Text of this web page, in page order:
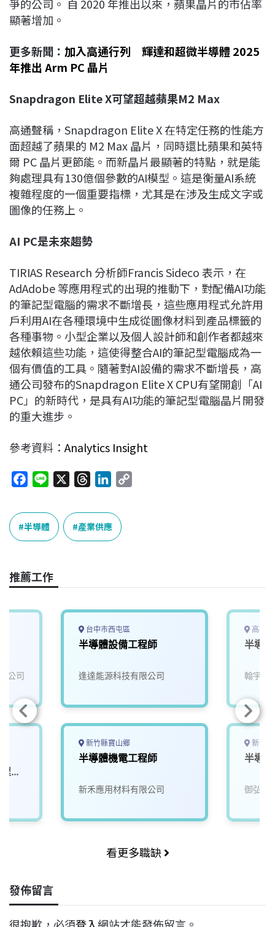
爭的公司。 自 2020 年推出以來，蘋果晶片的市佔率
顯著增加。
更多新聞： 加入高通行列 輝達和超微半導體 2025
年推出 Arm PC 晶片
Snapdragon Elite X可望超越蘋果M2 Max
高通聲稱，Snapdragon Elite X 在特定任務的性能方
面超越了蘋果的 M2 Max 晶片，同時還比蘋果和英特
爾 PC 晶片更節能。而新晶片最顯著的特點，就是能
夠處理具有130億個參數的AI模型。這是衡量AI系統
複雜程度的一個重要指標，尤其是在涉及生成文字或
圖像的任務上。
AI PC是未來趨勢
TIRIAS Research 分析師Francis Sideco 表示，在
AdAdobe 等應用程式的出現的推動下，對配備AI功能
的筆記型電腦的需求不斷增長，這些應用程式允許用
戶利用AI在各種環境中生成從圖像材料到產品標籤的
各種事物。小型企業以及個人設計師和創作者都越來
越依賴這些功能，這使得整合AI的筆記型電腦成為一
個有價值的工具。隨著對AI設備的需求不斷增長，高
通公司發布的Snapdragon Elite X CPU有望開創「AI
PC」的新時代，是具有AI功能的筆記型電腦晶片開發
的重大進步。
參考資料：Analytics Insight
c
e
b
o
k
n
e
r
e
a
n
k
e
n
k
半導體 產業供應
推薦工作
公司
工
台中市西屯區
半導體設備工程師
逢達能源科技有限公司
新竹縣寶山鄉
半導體機電工程師
新禾應用材料有限公司
高雄
半導
翰宇電
新竹市
半導
御弘股
看更多職缺
發佈留言
很抱歉，必須登入網站才能發佈留言。